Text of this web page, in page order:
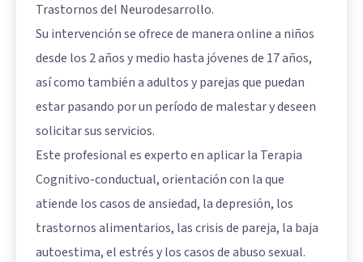
Trastornos del Neurodesarrollo.
Su intervención se ofrece de manera online a niños
desde los 2 años y medio hasta jóvenes de 17 años,
así como también a adultos y parejas que puedan
estar pasando por un período de malestar y deseen
solicitar sus servicios.
Este profesional es experto en aplicar la Terapia
Cognitivo-conductual, orientación con la que
atiende los casos de ansiedad, la depresión, los
trastornos alimentarios, las crisis de pareja, la baja
autoestima, el estrés y los casos de abuso sexual.